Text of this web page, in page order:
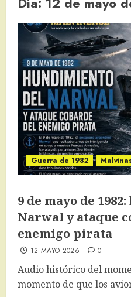
Guerra de 1982
9 de mayo de
Narwal y ataque
enemigo pirata
12 MAYO 2026 0
Audio histórico del
momento de que los